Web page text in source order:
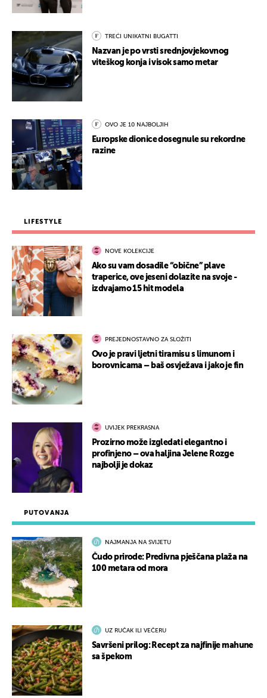
PUTOVANJA
NAJMANJA NA SVIJETU
Čudo prirode: Predivna pješčana plaža na
100 metara od mora
UZ RUČAK ILI VEČERU
Savršeni prilog: Recept za najfinije mahune
sa špekom
TREĆI UNIKATNI BUGATTI
Nazvan je po vrsti srednjovjekovnog
viteškog konja i visok samo metar
OVO JE 10 NAJBOLJIH
Europske dionice dosegnule su rekordne
razine
LIFESTYLE
NOVE KOLEKCIJE
Ako su vam dosadile “obične” plave
traperice, ove jeseni dolazite na svoje -
izdvajamo 15 hit modela
PREJEDNOSTAVNO ZA SLOŽITI
Ovo je pravi ljetni tiramisu s limunom i
borovnicama – baš osvježava i jako je fin
UVIJEK PREKRASNA
Prozirno može izgledati elegantno i
profinjeno – ova haljina Jelene Rozge
najbolji je dokaz